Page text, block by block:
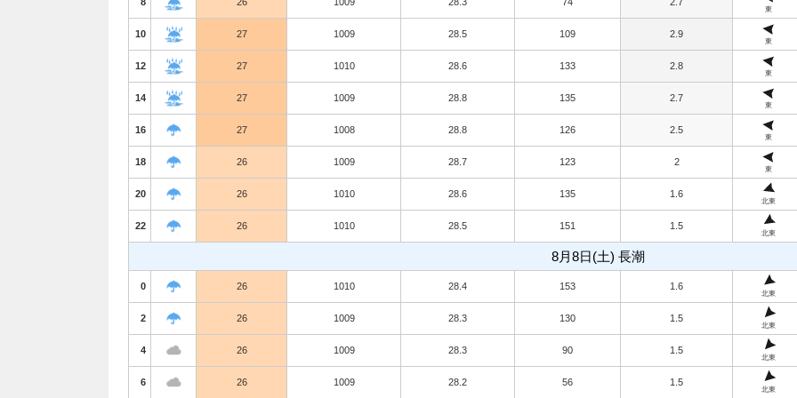
東
10 27 1009 28.5 109 2.9
東
12 27 1010 28.6 133 2.8
東
14 27 1009 28.8 135 2.7
東
16 27 1008 28.8 126 2.5
東
18 26 1009 28.7 123 2
東
20 26 1010 28.6 135 1.6
北東
22 26 1010 28.5 151 1.5
北東
8月8日(土) 長潮
0 26 1010 28.4 153 1.6
北東
2 26 1009 28.3 130 1.5
北東
4 26 1009 28.3 90 1.5
北東
6 26 1009 28.2 56 1.5
北東